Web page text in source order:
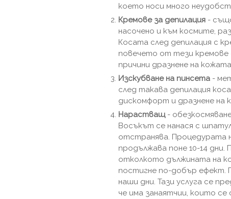
което носи много
Кремове за депилация -
насочено и към космите,
Косата след депилация с
повечето от тези
причини дразнене на
Изскубване на пинсета -
след такава депилация
дискомфорт и дразнене на
Нарастващ-
Восъкът се нанася с
отстранява. Процедурата
продължава поне 10-14
отколкото дължината на
постигне по-добър ефект.
наши дни. Тази услуга се
че има занаятчии, които